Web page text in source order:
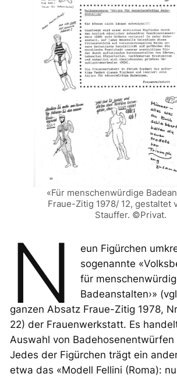
«Für menschenwürdige
Fraue-Zitig 1978/ 12, gestaltet
Stauffer. ©Privat.
N
eun Figürchen
sogenannte
für
Badeanstalten›»
ganzen Absatz Fraue-Zitig 1978,
22) der Frauenwerkstatt. Es
Auswahl von Badehosenentwürfen
Jedes der Figürchen trägt ein
etwa das «Modell Fellini (Roma):